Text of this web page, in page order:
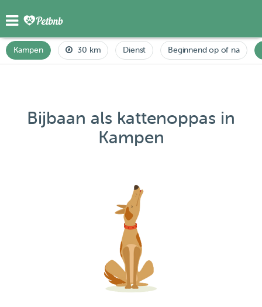
Kampen 30 km Dienst Beginnend op of na
Bijbaan als kattenoppas in
Kampen